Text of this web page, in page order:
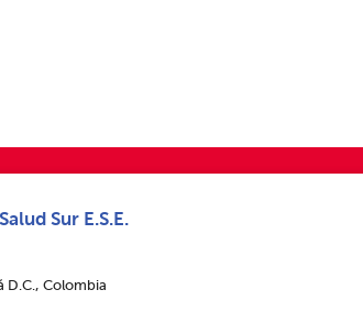
Sur E.S.E.
D.C., Colombia